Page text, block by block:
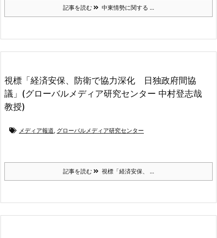
記事を読む 中東情勢に関する ...
視標「経済安保、防衛で協力深化 日独政府間協
議」(グローバルメディア研究センター 中村登志哉
教授)
メディア報道, グローバルメディア研究センター
記事を読む 視標「経済安保、 ...